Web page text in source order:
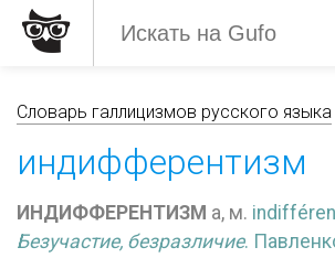
Словарь галлицизмов русского языка
индифферентизм
ИНДИФФЕРЕНТИЗМ а, м.
Безучастие, безразличие.